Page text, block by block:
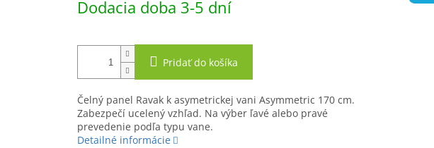
cena:
Dodacia doba 3-5 dní
Pridať do košíka
Čelný panel Ravak k asymetrickej vani Asymmetric 170 cm.
Zabezpečí ucelený vzhľad. Na výber ľavé alebo pravé
prevedenie podľa typu vane.
Detailné informácie